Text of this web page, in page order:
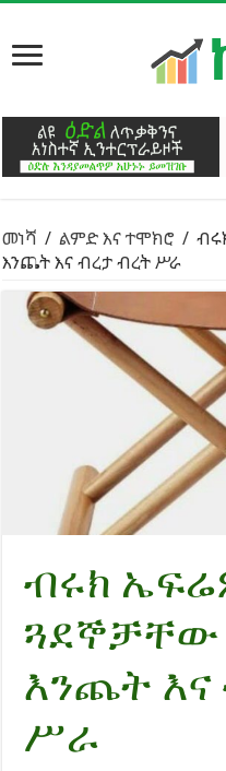
መነሻ / ልምድ እና ተሞክሮ /
እንጨት እና ብረታ ብረት ሥራ
ብሩክ
ጓደኞቻቸው
እንጨት
ሥራ